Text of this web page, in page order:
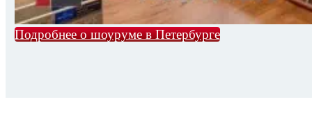
Подробнее о шоуруме в Петербурге